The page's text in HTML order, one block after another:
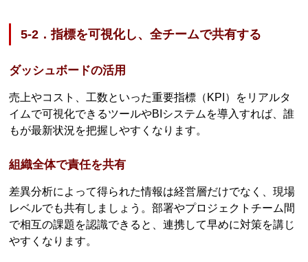
5-2．指標を可視化し、全チームで共有する
ダッシュボードの活用
売上やコスト、工数といった重要指標（KPI）をリアルタ
イムで可視化できるツールやBIシステムを導入すれば、誰
もが最新状況を把握しやすくなります。
組織全体で責任を共有
差異分析によって得られた情報は経営層だけでなく、現場
レベルでも共有しましょう。部署やプロジェクトチーム間
で相互の課題を認識できると、連携して早めに対策を講じ
やすくなります。